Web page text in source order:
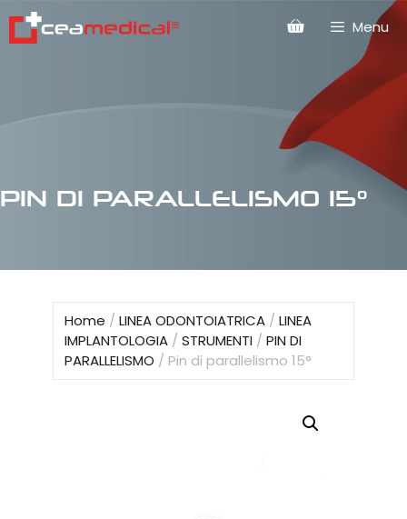
Menu
PIN DI PARALLELISMO 15°
Home / LINEA ODONTOIATRICA/ LINEA
IMPLANTOLOGIA/ STRUMENTI/ PIN DI
PARALLELISMO / Pin di parallelismo 15°